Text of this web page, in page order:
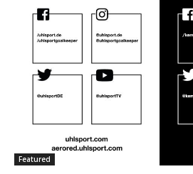
Featured